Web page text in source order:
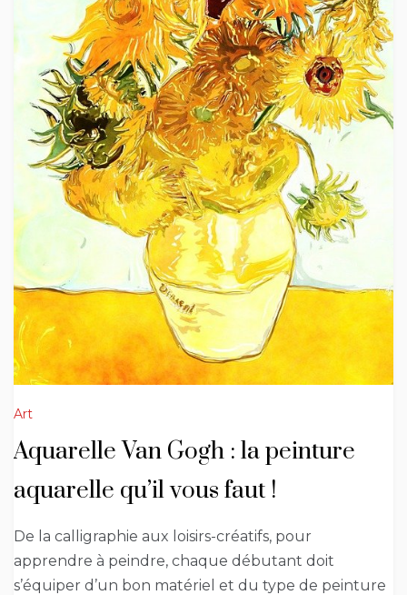
Art
Aquarelle Van Gogh : la peinture
aquarelle qu’il vous faut !
De la calligraphie aux loisirs-créatifs, pour
apprendre à peindre, chaque débutant doit
s’équiper d’un bon matériel et du type de peinture